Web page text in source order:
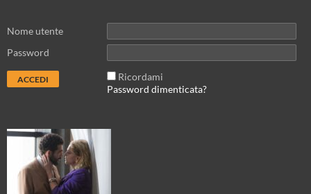
Nome utente
Password
Ricordami
Password dimenticata?